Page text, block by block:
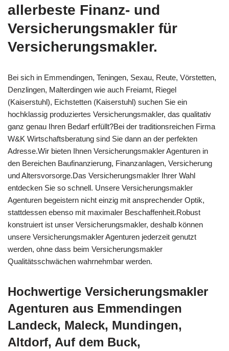
allerbeste Finanz- und
Versicherungsmakler für
Versicherungsmakler.
Bei sich in Emmendingen, Teningen, Sexau, Reute, Vörstetten,
Denzlingen, Malterdingen wie auch Freiamt, Riegel
(Kaiserstuhl), Eichstetten (Kaiserstuhl) suchen Sie ein
hochklassig produziertes Versicherungsmakler, das qualitativ
ganz genau Ihren Bedarf erfüllt?Bei der traditionsreichen Firma
W&K Wirtschaftsberatung sind Sie dann an der perfekten
Adresse.Wir bieten Ihnen Versicherungsmakler Agenturen in
den Bereichen Baufinanzierung, Finanzanlagen, Versicherung
und Altersvorsorge.Das Versicherungsmakler Ihrer Wahl
entdecken Sie so schnell. Unsere Versicherungsmakler
Agenturen begeistern nicht einzig mit ansprechender Optik,
stattdessen ebenso mit maximaler Beschaffenheit.Robust
konstruiert ist unser Versicherungsmakler, deshalb können
unsere Versicherungsmakler Agenturen jederzeit genutzt
werden, ohne dass beim Versicherungsmakler
Qualitätsschwächen wahrnehmbar werden.
Hochwertige Versicherungsmakler
Agenturen aus Emmendingen
Landeck, Maleck, Mundingen,
Altdorf, Auf dem Buck,